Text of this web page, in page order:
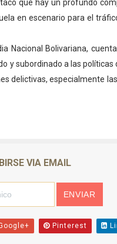
que hay un profundo
en escenario para el
Nacional Bolivariana,
y subordinado a las
delictivas, especialmente
VIA EMAIL
Pinterest